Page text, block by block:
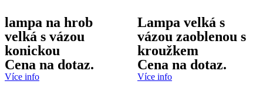
lampa na hrob
velká s vázou
konickou
Cena na dotaz.
Více info
Lampa velká s
vázou zaoblenou s
kroužkem
Cena na dotaz.
Více info